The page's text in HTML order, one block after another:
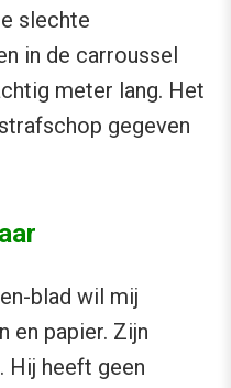
slechte
in de carroussel
meter lang. Het
gegeven
blad wil mij
en papier. Zijn
heeft geen